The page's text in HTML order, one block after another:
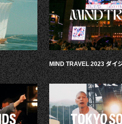
MIND TRAVEL 2023 ダイ